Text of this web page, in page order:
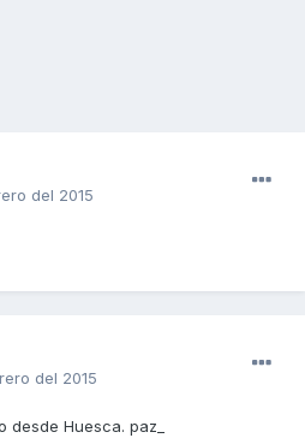
del 2015
del 2015
Huesca. paz_